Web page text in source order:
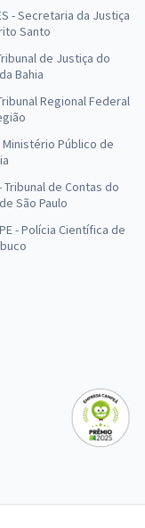
- Secretaria da Justiça
Santo
de Justiça do
Bahia
Regional Federal
Ministério Público de
Tribunal de Contas do
São Paulo
- Polícia Científica de